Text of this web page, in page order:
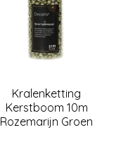
Kralenketting
Kerstboom 10m
Rozemarijn Groen